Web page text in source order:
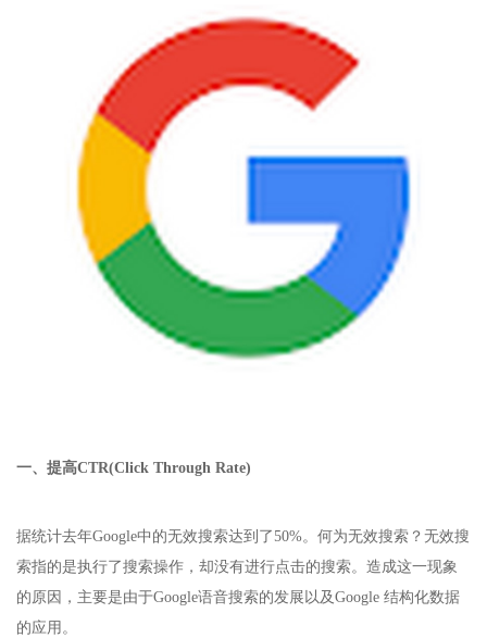
一、提高CTR(Click Through Rate)
据统计去年Google中的无效搜索达到了50%。何为无效搜索？无效搜
索指的是执行了搜索操作，却没有进行点击的搜索。造成这一现象
的原因，主要是由于Google语音搜索的发展以及Google 结构化数据
的应用。